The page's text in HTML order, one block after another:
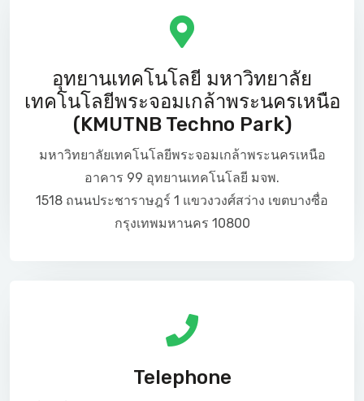
อุทยานเทคโนโลยี มหาวิทยาลัย
เทคโนโลยีพระจอมเกล้าพระนครเหนือ
(KMUTNB Techno Park)
มหาวิทยาลัยเทคโนโลยีพระจอมเกล้าพระนครเหนือ
อาคาร 99 อุทยานเทคโนโลยี มจพ.
1518 ถนนประชาราษฎร์ 1 แขวงวงศ์สว่าง เขตบางซื่อ
กรุงเทพมหานคร 10800
Telephone